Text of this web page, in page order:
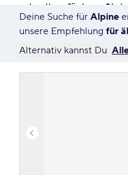
schnell verfügbare
5963 Angebote für
Deine Suche für Alpine
unsere Empfehlung für
Alternativ kannst Du